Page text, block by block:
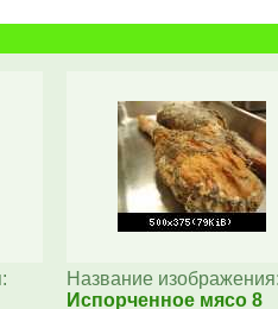
Название
Испорченное мясо 8